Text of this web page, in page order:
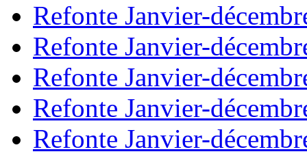
Refonte Janvier-
Refonte Janvier-
Refonte Janvier-
Refonte Janvier-
Refonte Janvier-